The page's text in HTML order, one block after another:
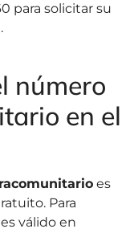
para solicitar su
número
en el
es
Para
válido en